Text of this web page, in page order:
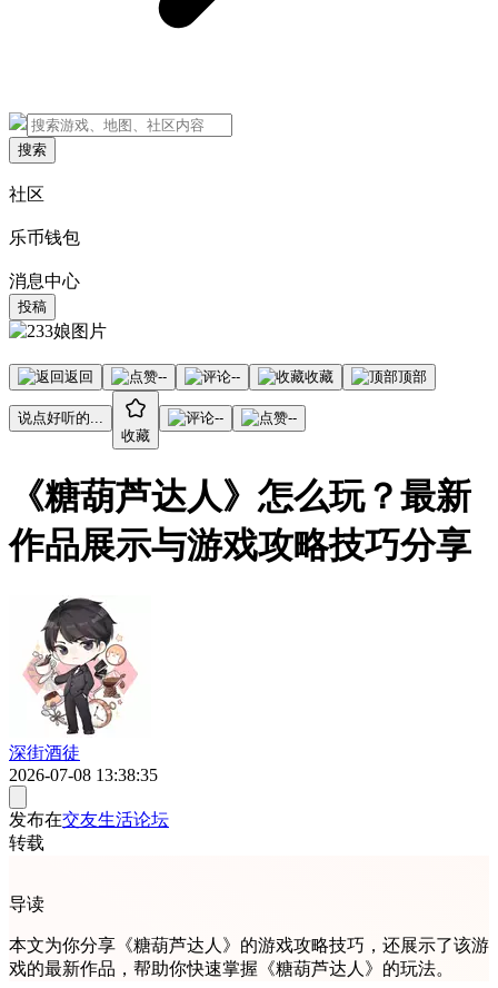
搜索
社区
乐币钱包
消息中心
投稿
返回 -- -- 收藏 顶部
说点好听的...
收藏
-- --
《糖葫芦达人》怎么玩？最新
作品展示与游戏攻略技巧分享
深街酒徒
2026-07-08 13:38:35
发布在交友生活论坛
转载
导读
本文为你分享《糖葫芦达人》的游戏攻略技巧，还展示了该游
戏的最新作品，帮助你快速掌握《糖葫芦达人》的玩法。